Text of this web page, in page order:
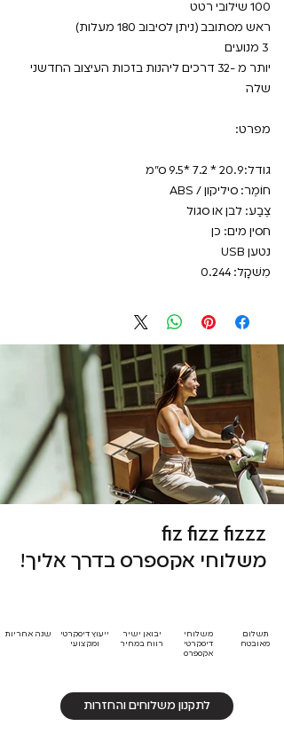
100 שילובי רטט
ראש מסתובב (ניתן לסיבוב 180 מעלות)
יותר מ -32 דרכים ליהנות בזכות העיצוב החדשני
שלה
מפרט:
גודל: 20.9 * 7.2 *9.5 ס"מ
חוֹמֶר: סיליקון / ABS
צֶבַע: לבן או סגול
חסין מים: כן
נטען USB
מִשׁקָל: 0.244
fiz fizz fizzz
משלוחי אקספרס בדרך אליך!
תשלום
מאובטח
משלוחי
דיסקרטי
אקספרס
יבואן ישיר
רווח במחיר
ייעוץ דיסקרטי
ומקצועי
שנה אחריות
לתקנון משלוחים והחזרות